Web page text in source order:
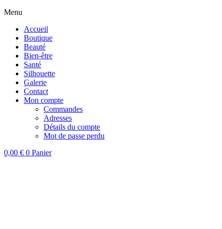
Menu
Accueil
Boutique
Beauté
Bien-être
Santé
Silhouette
Galerie
Contact
Mon compte
Commandes
Adresses
Détails du compte
Mot de passe perdu
0,00 € 0 Panier